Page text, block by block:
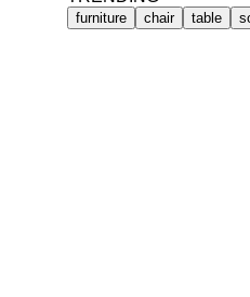
furniture chair table